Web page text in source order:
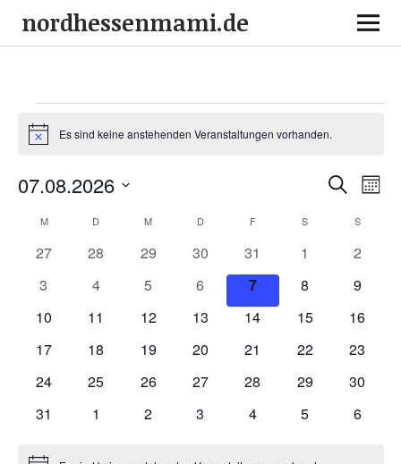
nordhessenmami.de
HinweisEs sind keine anstehenden Veranstaltungen vorhanden.
Suche
Navigation
SucheMonat
07.08.2026
wählen.
Kalender
Veranstaltungen
M D M D F S S
0
27
0
28
0
Veranstaltungen
29
0
Veranstaltungen
30
0
Veranstaltungen
31
0
1
0
2
0
3
0
4
0
Veranstaltungen
5
0
Veranstaltungen
6
0
Veranstaltungen
7
0
8
0
9
0
10
0
11
0
12
0
13
0
14
0
15
0
16
0
17
0
18
0
19
0
20
0
21
0
22
0
23
0
24
0
25
0
26
0
27
0
28
0
29
0
30
0
31
0
1
0
2
0
3
0
4
0
5
0
6